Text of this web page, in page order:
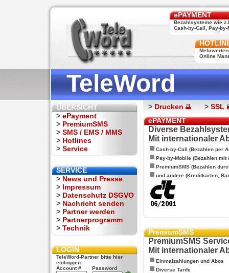
ePAYMENT
Bezahlsysteme wie
Cash-by-Call, Pay-by-
Online
TeleWord
ÜBERSICHT
> ePayment
> PremiumSMS
> SMS / EMS / MMS
> Hotlines
> Service
SERVICE
> News und Presse
> Impressum
> Datenschutz DSGVO
> Nachricht senden
> Partner werden
> Partnerprogramm
> Technik
LOGIN
TeleWord-Partner bitte hier
einloggen:
Account #
Password
> Drucken > SSL
ePAYMENT
Diverse
Mit internationaler
Cash-by-Call (Bezahlen per
Pay-by-Mobile (Bezahlen mit
PremiumSMS (Bezahlen
und andere (Kreditkarten,
PremiumSMS
PremiumSMS
Mit internationaler
Einmalzahlungen und Abos
Diverse Tarife